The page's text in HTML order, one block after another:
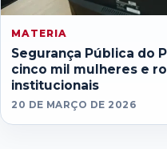
MATERIA
Segurança Pública do
cinco mil mulheres e
institucionais
20 DE MARÇO DE 2026